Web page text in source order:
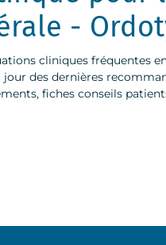
-
cliniques fréquentes
des dernières
fiches conseils